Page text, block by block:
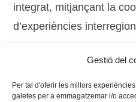
Gestió del
Per tal d'oferir les millors
galetes per a emmagatzemar i/o
integrat, mitjançant la
d’experiències
Cultur Pro